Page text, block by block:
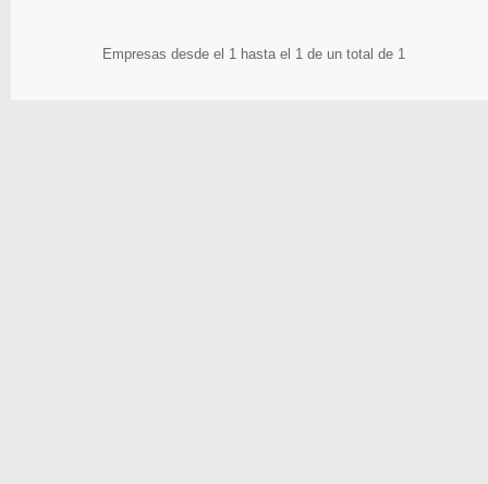
Empresas desde el 1 hasta el 1 de un total de 1